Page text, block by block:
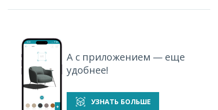
А с приложением — еще
удобнее!
УЗНАТЬ БОЛЬШЕ